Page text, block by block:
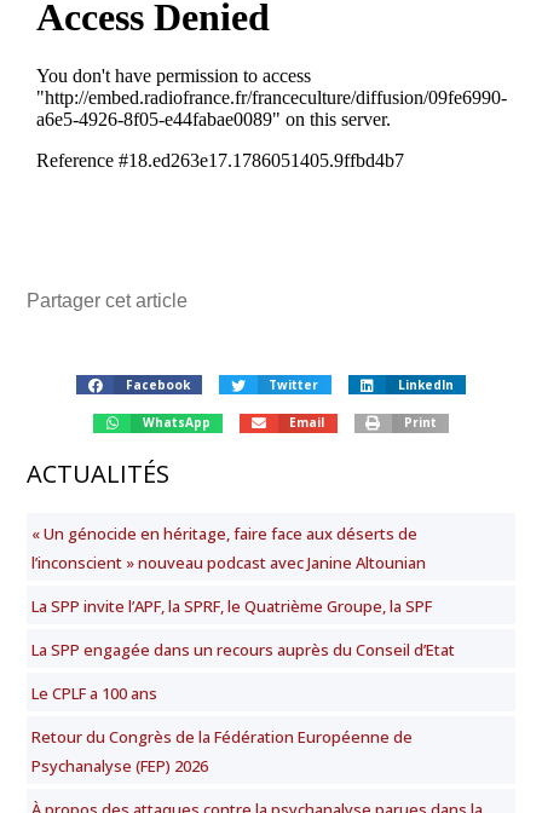
Partager cet article
Facebook Twitter LinkedIn
WhatsApp Email Print
ACTUALITÉS
« Un génocide en héritage, faire face aux déserts de
l’inconscient » nouveau podcast avec Janine Altounian
La SPP invite l’APF, la SPRF, le Quatrième Groupe, la SPF
La SPP engagée dans un recours auprès du Conseil d’Etat
Le CPLF a 100 ans
Retour du Congrès de la Fédération Européenne de
Psychanalyse (FEP) 2026